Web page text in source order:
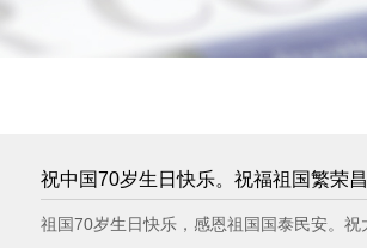
祝中国70岁生日快乐。祝福祖国繁荣
祖国70岁生日快乐，感恩祖国国泰民安。祝